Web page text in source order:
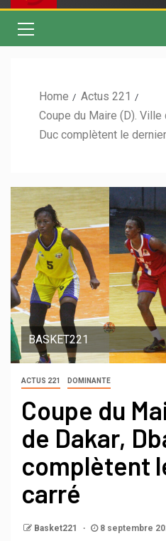
Home
Actus 221
Coupe du Maire (D). Ville
Duc complètent le
BASKET221
ACTUS 221 DOMINANTE
Coupe du
de Dakar,
complètent
carré
Basket221 8 septembre